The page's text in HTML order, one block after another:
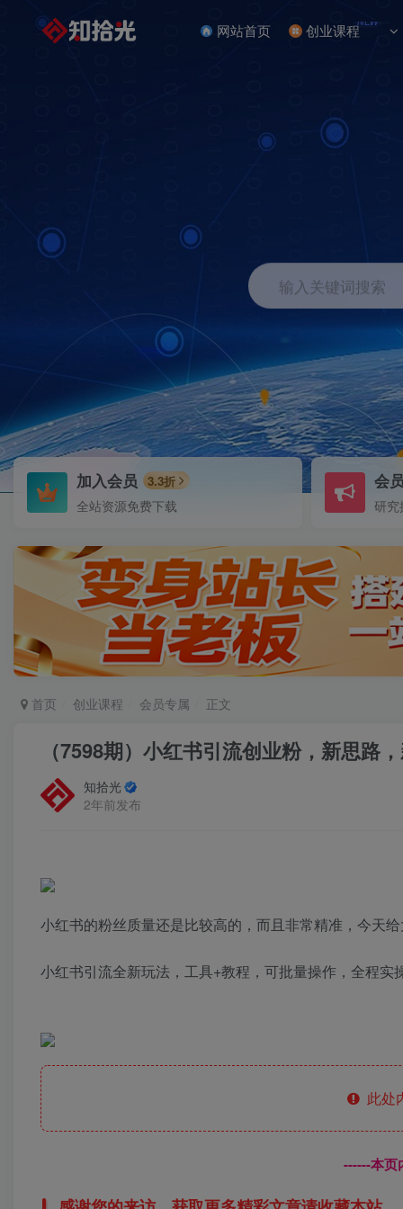
网站首页 创业课程NEW
输入关键词搜索
加入会员 3.3折
全站资源免费下载
会
研究
首页 创业课程 会员专属 正文
（7598期）小红书引流创业粉，新思路
知拾光
2年前发布
小红书的粉丝质量还是比较高的，而且非常精准，今天
小红书引流全新玩法，工具+教程，可批量操作，全程实
此处
------本页